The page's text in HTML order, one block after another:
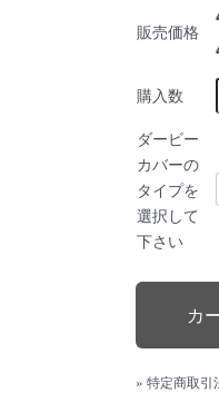
販売価格
購入数
ダービー
カバーの
タイプを
選択して
下さい
» 特定商取引